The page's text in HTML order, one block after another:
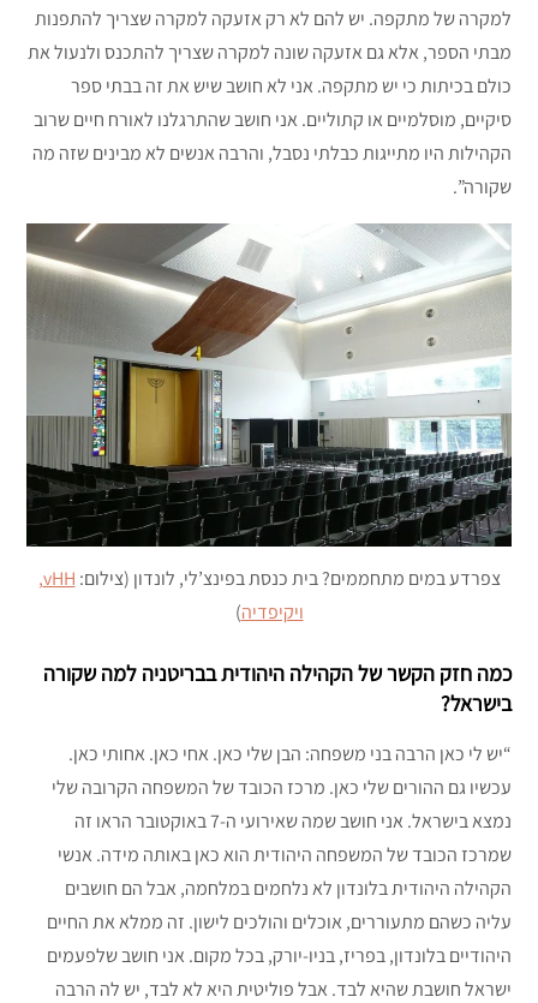
למקרה של מתקפה. יש להם לא רק אזעקה למקרה שצריך להתפנות
מבתי הספר, אלא גם אזעקה שונה למקרה שצריך להתכנס ולנעול את
כולם בכיתות כי יש מתקפה. אני לא חושב שיש את זה בבתי ספר
סיקיים, מוסלמיים או קתוליים. אני חושב שהתרגלנו לאורח חיים שרוב
הקהילות היו מתייגות כבלתי נסבל, והרבה אנשים לא מבינים שזה מה
שקורה”.
צפרדע במים מתחממים? בית כנסת בפינצ’לי, לונדון (צילום:
vHH,
ויקיפדיה)
כמה חזק הקשר של הקהילה היהודית בבריטניה למה שקורה
בישראל?
“יש לי כאן הרבה בני משפחה: הבן שלי כאן. אחי כאן. אחותי כאן.
עכשיו גם ההורים שלי כאן. מרכז הכובד של המשפחה הקרובה שלי
נמצא בישראל. אני חושב שמה שאירועי ה-7 באוקטובר הראו זה
שמרכז הכובד של המשפחה היהודית הוא כאן באותה מידה. אנשי
הקהילה היהודית בלונדון לא נלחמים במלחמה, אבל הם חושבים
עליה כשהם מתעוררים, אוכלים והולכים לישון. זה ממלא את החיים
היהודיים בלונדון, בפריז, בניו-יורק, בכל מקום. אני חושב שלפעמים
ישראל חושבת שהיא לבד. אבל פוליטית היא לא לבד, יש לה הרבה